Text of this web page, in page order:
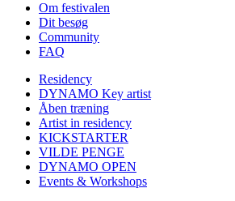
Om festivalen
Dit besøg
Community
FAQ
Residency
DYNAMO Key artist
Åben træning
Artist in residency
KICKSTARTER
VILDE PENGE
DYNAMO OPEN
Events & Workshops